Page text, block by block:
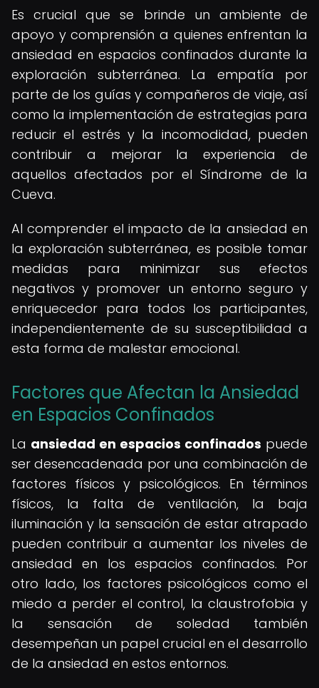
Es crucial que se brinde un ambiente de
apoyo y comprensión a quienes enfrentan la
ansiedad en espacios confinados durante la
exploración subterránea. La empatía por
parte de los guías y compañeros de viaje, así
como la implementación de estrategias para
reducir el estrés y la incomodidad, pueden
contribuir a mejorar la experiencia de
aquellos afectados por el Síndrome de la
Cueva.
Al comprender el impacto de la ansiedad en
la exploración subterránea, es posible tomar
medidas para minimizar sus efectos
negativos y promover un entorno seguro y
enriquecedor para todos los participantes,
independientemente de su susceptibilidad a
esta forma de malestar emocional.
Factores que Afectan la Ansiedad
en Espacios Confinados
La ansiedad en espacios confinados puede
ser desencadenada por una combinación de
factores físicos y psicológicos. En términos
físicos, la falta de ventilación, la baja
iluminación y la sensación de estar atrapado
pueden contribuir a aumentar los niveles de
ansiedad en los espacios confinados. Por
otro lado, los factores psicológicos como el
miedo a perder el control, la claustrofobia y
la sensación de soledad también
desempeñan un papel crucial en el desarrollo
de la ansiedad en estos entornos.